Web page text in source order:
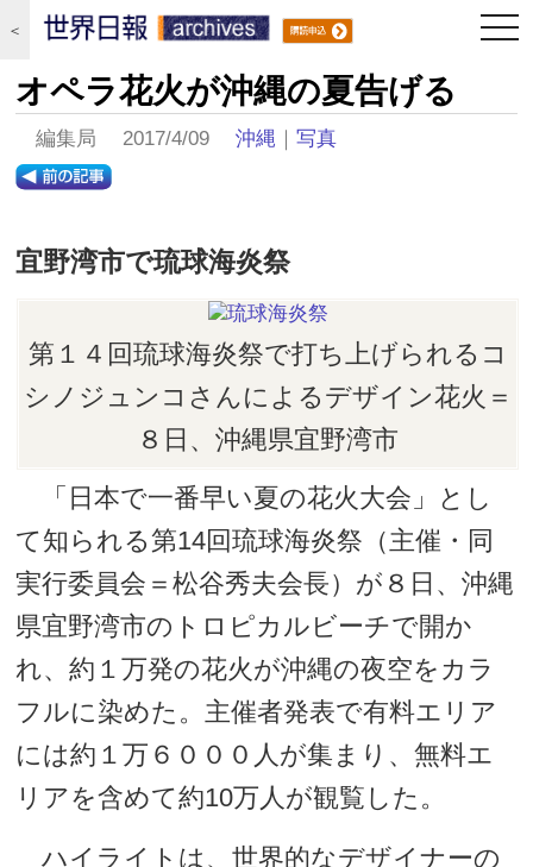
＜
オペラ花火が沖縄の夏告げる
編集局 2017/4/09沖縄 ｜写真
宜野湾市で琉球海炎祭
第１４回琉球海炎祭で打ち上げられるコ
シノジュンコさんによるデザイン花火＝
８日、沖縄県宜野湾市
「日本で一番早い夏の花火大会」とし
て知られる第14回琉球海炎祭（主催・同
実行委員会＝松谷秀夫会長）が８日、沖縄
県宜野湾市のトロピカルビーチで開か
れ、約１万発の花火が沖縄の夜空をカラ
フルに染めた。主催者発表で有料エリア
には約１万６０００人が集まり、無料エ
リアを含めて約10万人が観覧した。
ハイライトは、世界的なデザイナーの